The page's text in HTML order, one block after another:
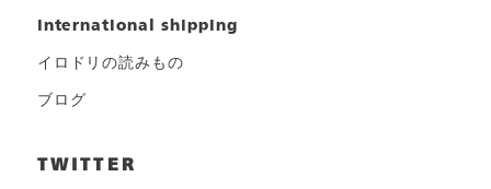
international shipping
イロドリの読みもの
ブログ
TWITTER